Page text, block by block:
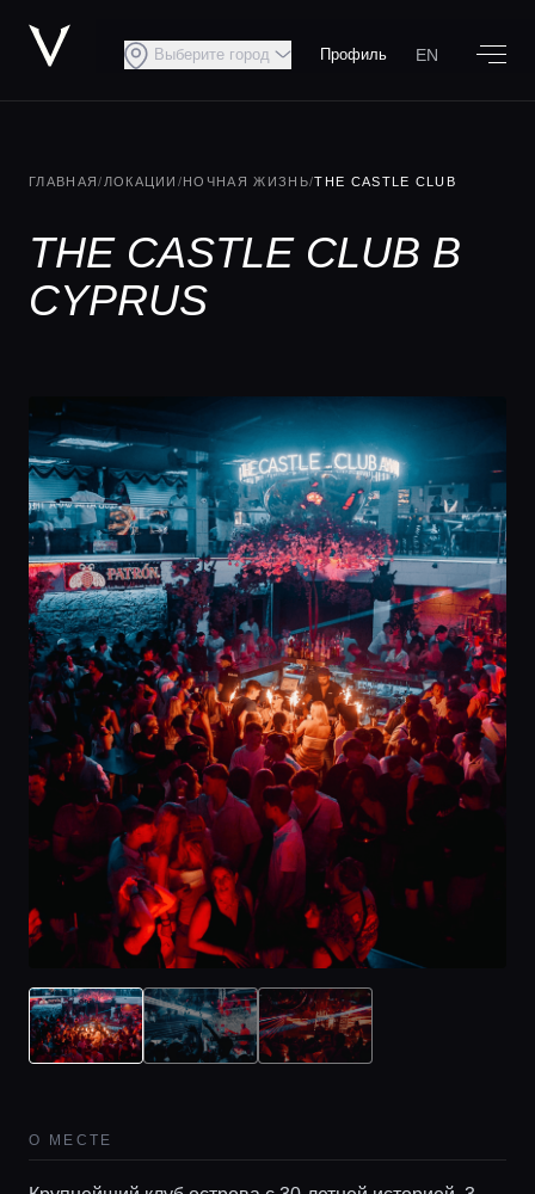
Выберите город Профиль EN
ГЛАВНАЯ/ ЛОКАЦИИ /НОЧНАЯ ЖИЗНЬ/THE CASTLE CLUB
THE CASTLE CLUB В
CYPRUS
О МЕСТЕ